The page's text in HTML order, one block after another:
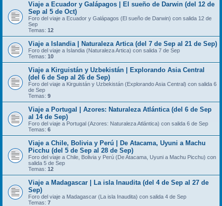
Viaje a Ecuador y Galápagos | El sueño de Darwin (del 12 de
Sep al 5 de Oct)
Foro del viaje a Ecuador y Galápagos (El sueño de Darwin) con salida 12 de
Sep
Temas: 12
Viaje a Islandia | Naturaleza Artica (del 7 de Sep al 21 de Sep)
Foro del viaje a Islandia (Naturaleza Artica) con salida 7 de Sep
Temas: 10
Viaje a Kirguistán y Uzbekistán | Explorando Asia Central
(del 6 de Sep al 26 de Sep)
Foro del viaje a Kirguistán y Uzbekistán (Explorando Asia Central) con salida 6
de Sep
Temas: 9
Viaje a Portugal | Azores: Naturaleza Atlántica (del 6 de Sep
al 14 de Sep)
Foro del viaje a Portugal (Azores: Naturaleza Atlántica) con salida 6 de Sep
Temas: 6
Viaje a Chile, Bolivia y Perú | De Atacama, Uyuni a Machu
Picchu (del 5 de Sep al 28 de Sep)
Foro del viaje a Chile, Bolivia y Perú (De Atacama, Uyuni a Machu Picchu) con
salida 5 de Sep
Temas: 12
Viaje a Madagascar | La isla Inaudita (del 4 de Sep al 27 de
Sep)
Foro del viaje a Madagascar (La isla Inaudita) con salida 4 de Sep
Temas: 7